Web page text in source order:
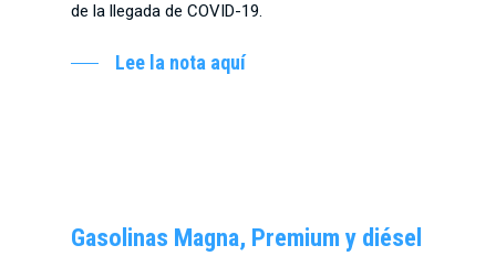
de la llegada de COVID-19.
Lee la nota aquí
Gasolinas Magna, Premium y diésel